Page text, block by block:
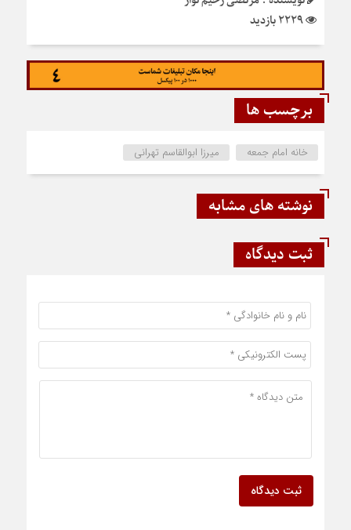
برچسب ها
خانه امام جمعه میرزا ابوالقاسم تهرانی
نوشته های مشابه
ثبت دیدگاه
ثبت دیدگاه